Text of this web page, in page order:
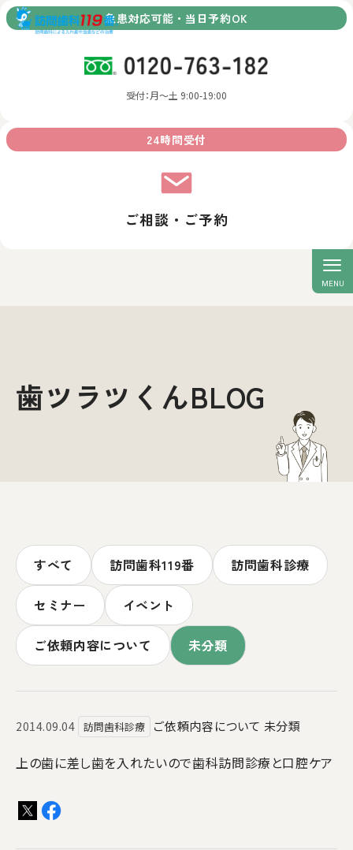
急患対応可能・当日予約OK
受付：月～土 9:00-19:00
24時間受付
ご相談・ご予約
歯ツラツくんBLOG
すべて 訪問歯科119番 訪問歯科診療
セミナー イベント
ご依頼内容について 未分類
2014.09.04 訪問歯科診療 ご依頼内容について 未分類
上の歯に差し歯を入れたいので歯科訪問診療と口腔ケア